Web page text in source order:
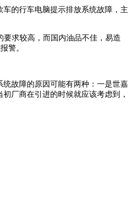
的行车电脑提示排放系统故障，主
求较高，而国内油品不佳，易造
警。
故障的原因可能有两种：一是世嘉
厂商在引进的时候就应该考虑到，